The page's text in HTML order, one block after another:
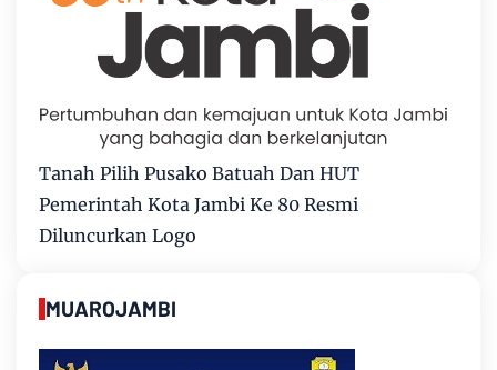
Tanah Pilih Pusako Batuah Dan HUT
Pemerintah Kota Jambi Ke 80 Resmi
Diluncurkan Logo
MUAROJAMBI